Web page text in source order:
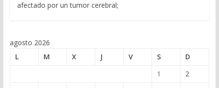
afectado por un tumor cerebral;
agosto 2026
L
M X J V S
D
1
2